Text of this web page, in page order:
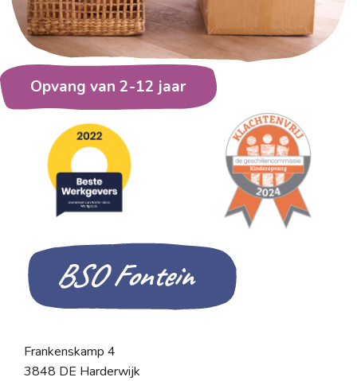
Opvang van 2-12 jaar
BSO Fontein
Frankenskamp 4
3848 DE Harderwijk